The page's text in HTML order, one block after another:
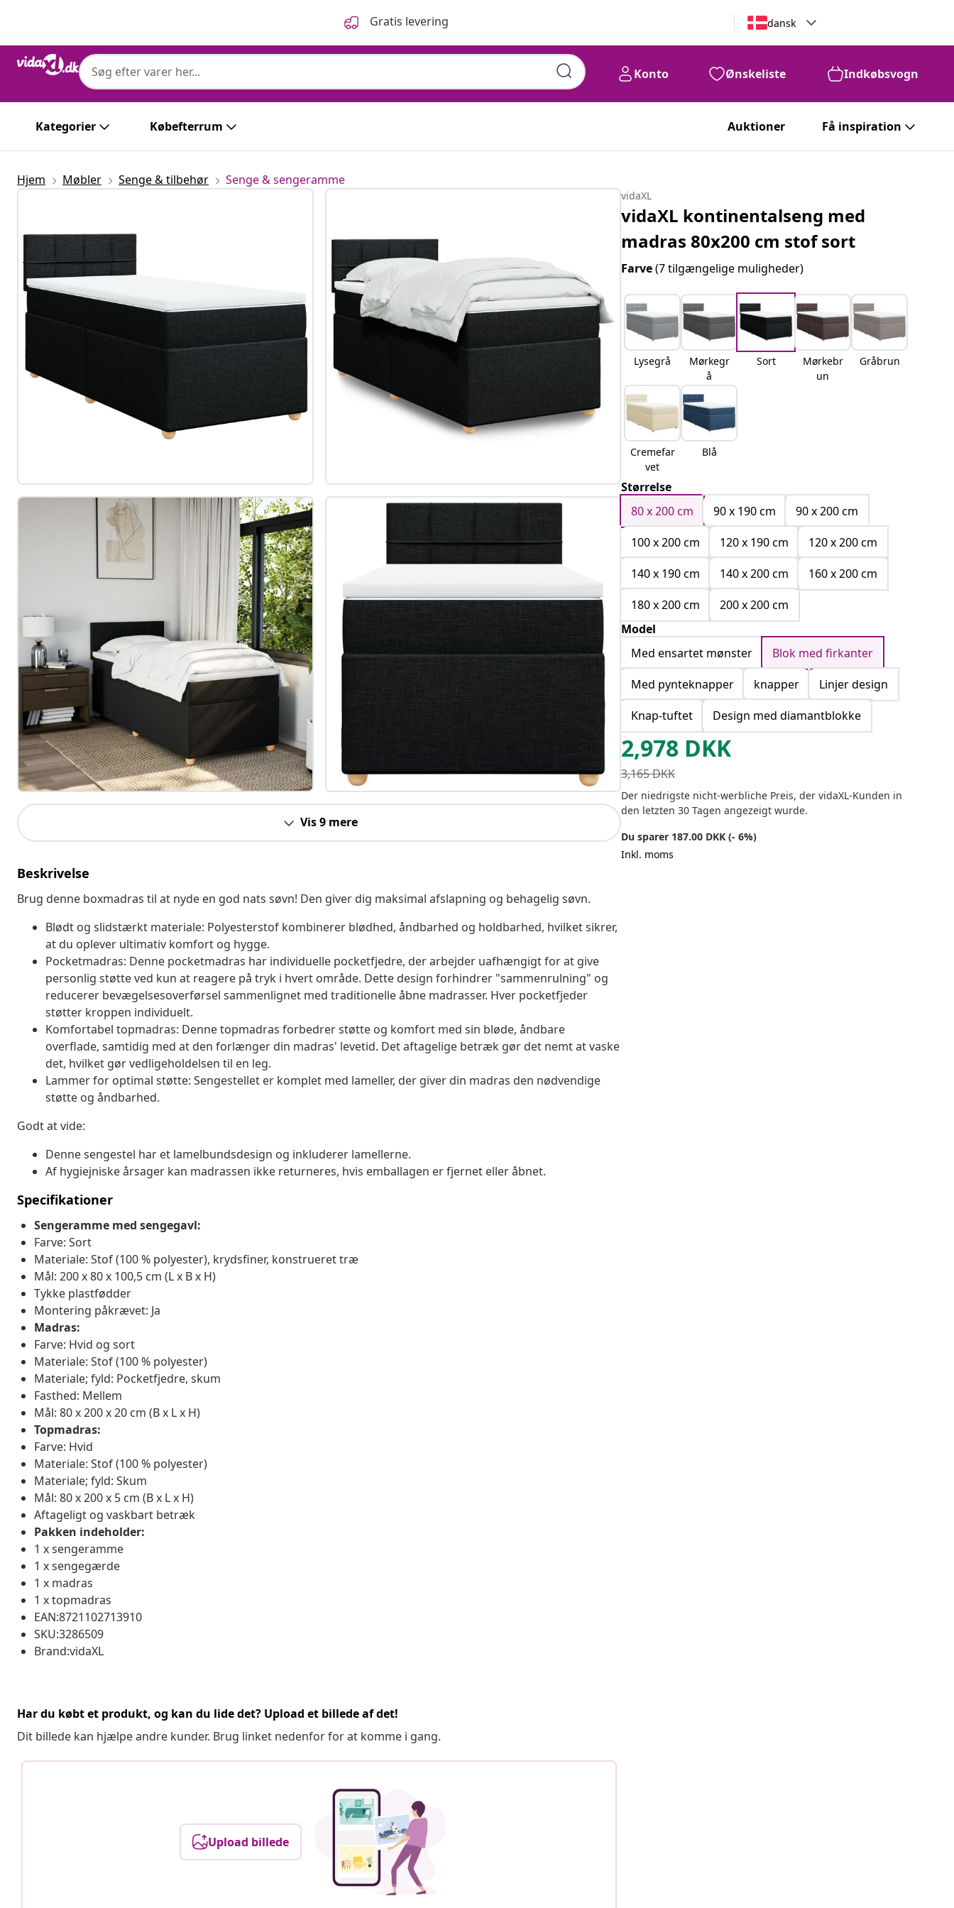
Gratis levering dansk
Konto Ønskeliste Indkøbsvogn
Kategorier Købefterrum Auktioner Få inspiration
Hjem Møbler Senge & tilbehør Senge & sengeramme
Vis 9 mere
Beskrivelse
Brug denne boxmadras til at nyde en god nats søvn! Den giver dig maksimal afslapning og behagelig søvn.
Blødt og slidstærkt materiale: Polyesterstof kombinerer blødhed, åndbarhed og holdbarhed, hvilket sikrer,
at du oplever ultimativ komfort og hygge.
Pocketmadras: Denne pocketmadras har individuelle pocketfjedre, der arbejder uafhængigt for at give
personlig støtte ved kun at reagere på tryk i hvert område. Dette design forhindrer "sammenrulning" og
reducerer bevægelsesoverførsel sammenlignet med traditionelle åbne madrasser. Hver pocketfjeder
støtter kroppen individuelt.
Komfortabel topmadras: Denne topmadras forbedrer støtte og komfort med sin bløde, åndbare
overflade, samtidig med at den forlænger din madras' levetid. Det aftagelige betræk gør det nemt at vaske
det, hvilket gør vedligeholdelsen til en leg.
Lammer for optimal støtte: Sengestellet er komplet med lameller, der giver din madras den nødvendige
støtte og åndbarhed.
Godt at vide:
Denne sengestel har et lamelbundsdesign og inkluderer lamellerne.
Af hygiejniske årsager kan madrassen ikke returneres, hvis emballagen er fjernet eller åbnet.
Specifikationer
Sengeramme med sengegavl:
Farve: Sort
Materiale: Stof (100 % polyester), krydsfiner, konstrueret træ
Mål: 200 x 80 x 100,5 cm (L x B x H)
Tykke plastfødder
Montering påkrævet: Ja
Madras:
Farve: Hvid og sort
Materiale: Stof (100 % polyester)
Materiale; fyld: Pocketfjedre, skum
Fasthed: Mellem
Mål: 80 x 200 x 20 cm (B x L x H)
Topmadras:
Farve: Hvid
Materiale: Stof (100 % polyester)
Materiale; fyld: Skum
Mål: 80 x 200 x 5 cm (B x L x H)
Aftageligt og vaskbart betræk
Pakken indeholder:
1 x sengeramme
1 x sengegærde
1 x madras
1 x topmadras
EAN:8721102713910
SKU:3286509
Brand:vidaXL
Har du købt et produkt, og kan du lide det? Upload et billede af det!
Dit billede kan hjælpe andre kunder. Brug linket nedenfor for at komme i gang.
Upload billede
vidaXL
vidaXL kontinentalseng med
madras 80x200 cm stof sort
Farve(7 tilgængelige muligheder)
Lysegrå
Mørkegr
å
Sort
Mørkebr
un
Gråbrun
Cremefar
vet
Blå
Størrelse
80 x 200 cm
90 x 190 cm
90 x 200 cm
100 x 200 cm
120 x 190 cm
120 x 200 cm
140 x 190 cm
140 x 200 cm
160 x 200 cm
180 x 200 cm
200 x 200 cm
Model
Med ensartet mønster
Blok med firkanter
Med pynteknapper
knapper
Linjer design
Knap-tuftet
Design med diamantblokke
2,978 DKK
3,165DKK
Der niedrigste nicht-werbliche Preis, der vidaXL-Kunden in
den letzten 30 Tagen angezeigt wurde.
Du sparer 187.00 DKK (- 6%)
Inkl. moms